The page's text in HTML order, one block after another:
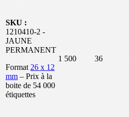
SKU :
1210410-2 -
JAUNE
PERMANENT
Format 26 x 12
mm – Prix à la
boite de 54 000
étiquettes
1 500 36